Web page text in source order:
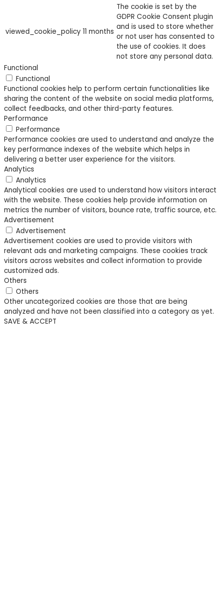
viewed_cookie_policy 11 months
The cookie is set by the
GDPR Cookie Consent plugin
and is used to store whether
or not user has consented to
the use of cookies. It does
not store any personal data.
Functional
Functional
Functional cookies help to perform certain functionalities like
sharing the content of the website on social media platforms,
collect feedbacks, and other third-party features.
Performance
Performance
Performance cookies are used to understand and analyze the
key performance indexes of the website which helps in
delivering a better user experience for the visitors.
Analytics
Analytics
Analytical cookies are used to understand how visitors interact
with the website. These cookies help provide information on
metrics the number of visitors, bounce rate, traffic source, etc.
Advertisement
Advertisement
Advertisement cookies are used to provide visitors with
relevant ads and marketing campaigns. These cookies track
visitors across websites and collect information to provide
customized ads.
Others
Others
Other uncategorized cookies are those that are being
analyzed and have not been classified into a category as yet.
SAVE & ACCEPT